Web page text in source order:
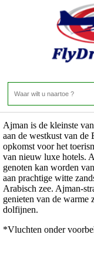
Home>Emiraten>
Ajman
Ajman is de kleinste
aan de westkust van de
opkomst voor het
van nieuw luxe hotels.
genoten kan worden
aan prachtige witte
Arabisch zee. Ajman-
genieten van de warme
dolfijnen.
*Vluchten onder